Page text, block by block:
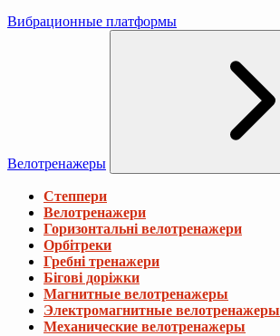
Вибрационные платформы
Велотренажеры
Степпери
Велотренажери
Горизонтальні велотренажери
Орбітреки
Гребні тренажери
Бігові доріжки
Магнитные велотренажеры
Электромагнитные велотренажеры
Механические велотренажеры